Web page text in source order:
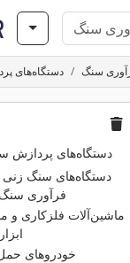
دستگاه‌های سنگ
دستگاه‌های پردازش
دستگاه‌های سنگ زنی
فرآوری
ماشین‌آلات فلزکاری و
خودروهای